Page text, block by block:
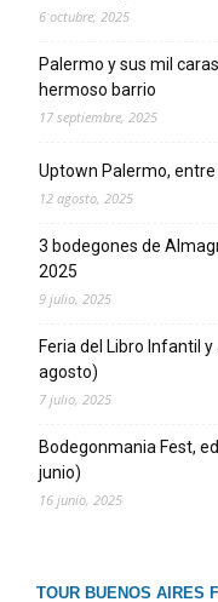
6 octubre, 2025
Palermo y sus mil
hermoso barrio
17 septiembre, 2025
Uptown Palermo,
12 agosto, 2025
3 bodegones de
2025
9 julio, 2025
Feria del Libro Infantil
agosto)
7 julio, 2025
Bodegonmania Fest,
junio)
16 junio, 2025
TOUR BUENOS AIRES